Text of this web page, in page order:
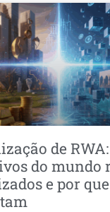
de
do mundo
e por que